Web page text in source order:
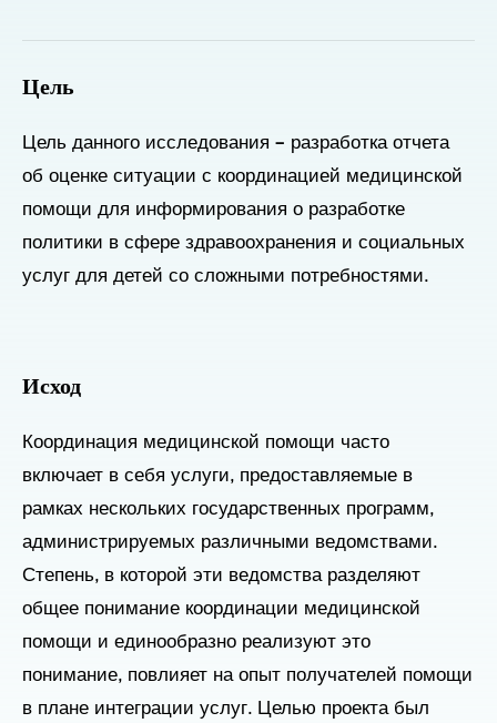
Цель
Цель данного исследования – разработка отчета
об оценке ситуации с координацией медицинской
помощи для информирования о разработке
политики в сфере здравоохранения и социальных
услуг для детей со сложными потребностями.
Исход
Координация медицинской помощи часто
включает в себя услуги, предоставляемые в
рамках нескольких государственных программ,
администрируемых различными ведомствами.
Степень, в которой эти ведомства разделяют
общее понимание координации медицинской
помощи и единообразно реализуют это
понимание, повлияет на опыт получателей помощи
в плане интеграции услуг. Целью проекта был